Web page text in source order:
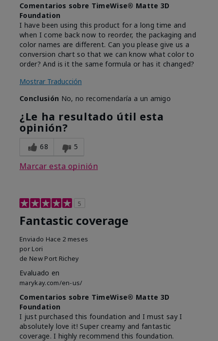
Comentarios sobre TimeWise® Matte 3D
Foundation
I have been using this product for a long time and
when I come back now to reorder, the packaging and
color names are different. Can you please give us a
conversion chart so that we can know what color to
order? And is it the same formula or has it changed?
Mostrar Traducción
Conclusión No, no recomendaría a un amigo
¿Le ha resultado útil esta
opinión?
68 5
Marcar esta opinión
5
Fantastic coverage
Enviado Hace 2 meses
por Lori
de New Port Richey
Evaluado en
marykay.com/en-us/
Comentarios sobre TimeWise® Matte 3D
Foundation
I just purchased this foundation and I must say I
absolutely love it! Super creamy and fantastic
coverage. I highly recommend this foundation.